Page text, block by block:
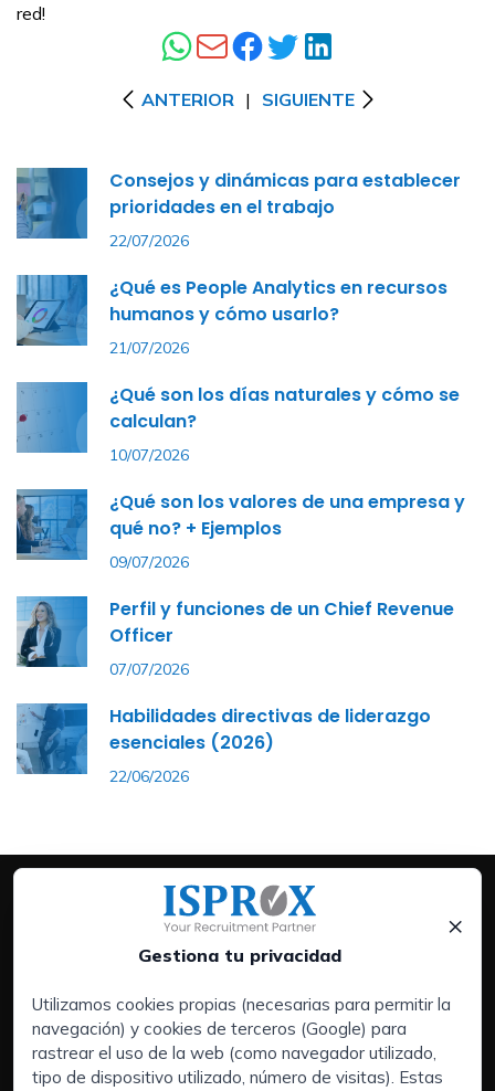
red!
ANTERIOR | SIGUIENTE
Consejos y dinámicas para establecer
prioridades en el trabajo
22/07/2026
¿Qué es People Analytics en recursos
humanos y cómo usarlo?
21/07/2026
¿Qué son los días naturales y cómo se
calculan?
10/07/2026
¿Qué son los valores de una empresa y
qué no? + Ejemplos
09/07/2026
Perfil y funciones de un Chief Revenue
Officer
07/07/2026
Habilidades directivas de liderazgo
esenciales (2026)
22/06/2026
Gestiona tu privacidad
×
Utilizamos cookies propias (necesarias para permitir la
navegación) y cookies de terceros (Google) para
rastrear el uso de la web (como navegador utilizado,
tipo de dispositivo utilizado, número de visitas). Estas
Servicios:
Empresas